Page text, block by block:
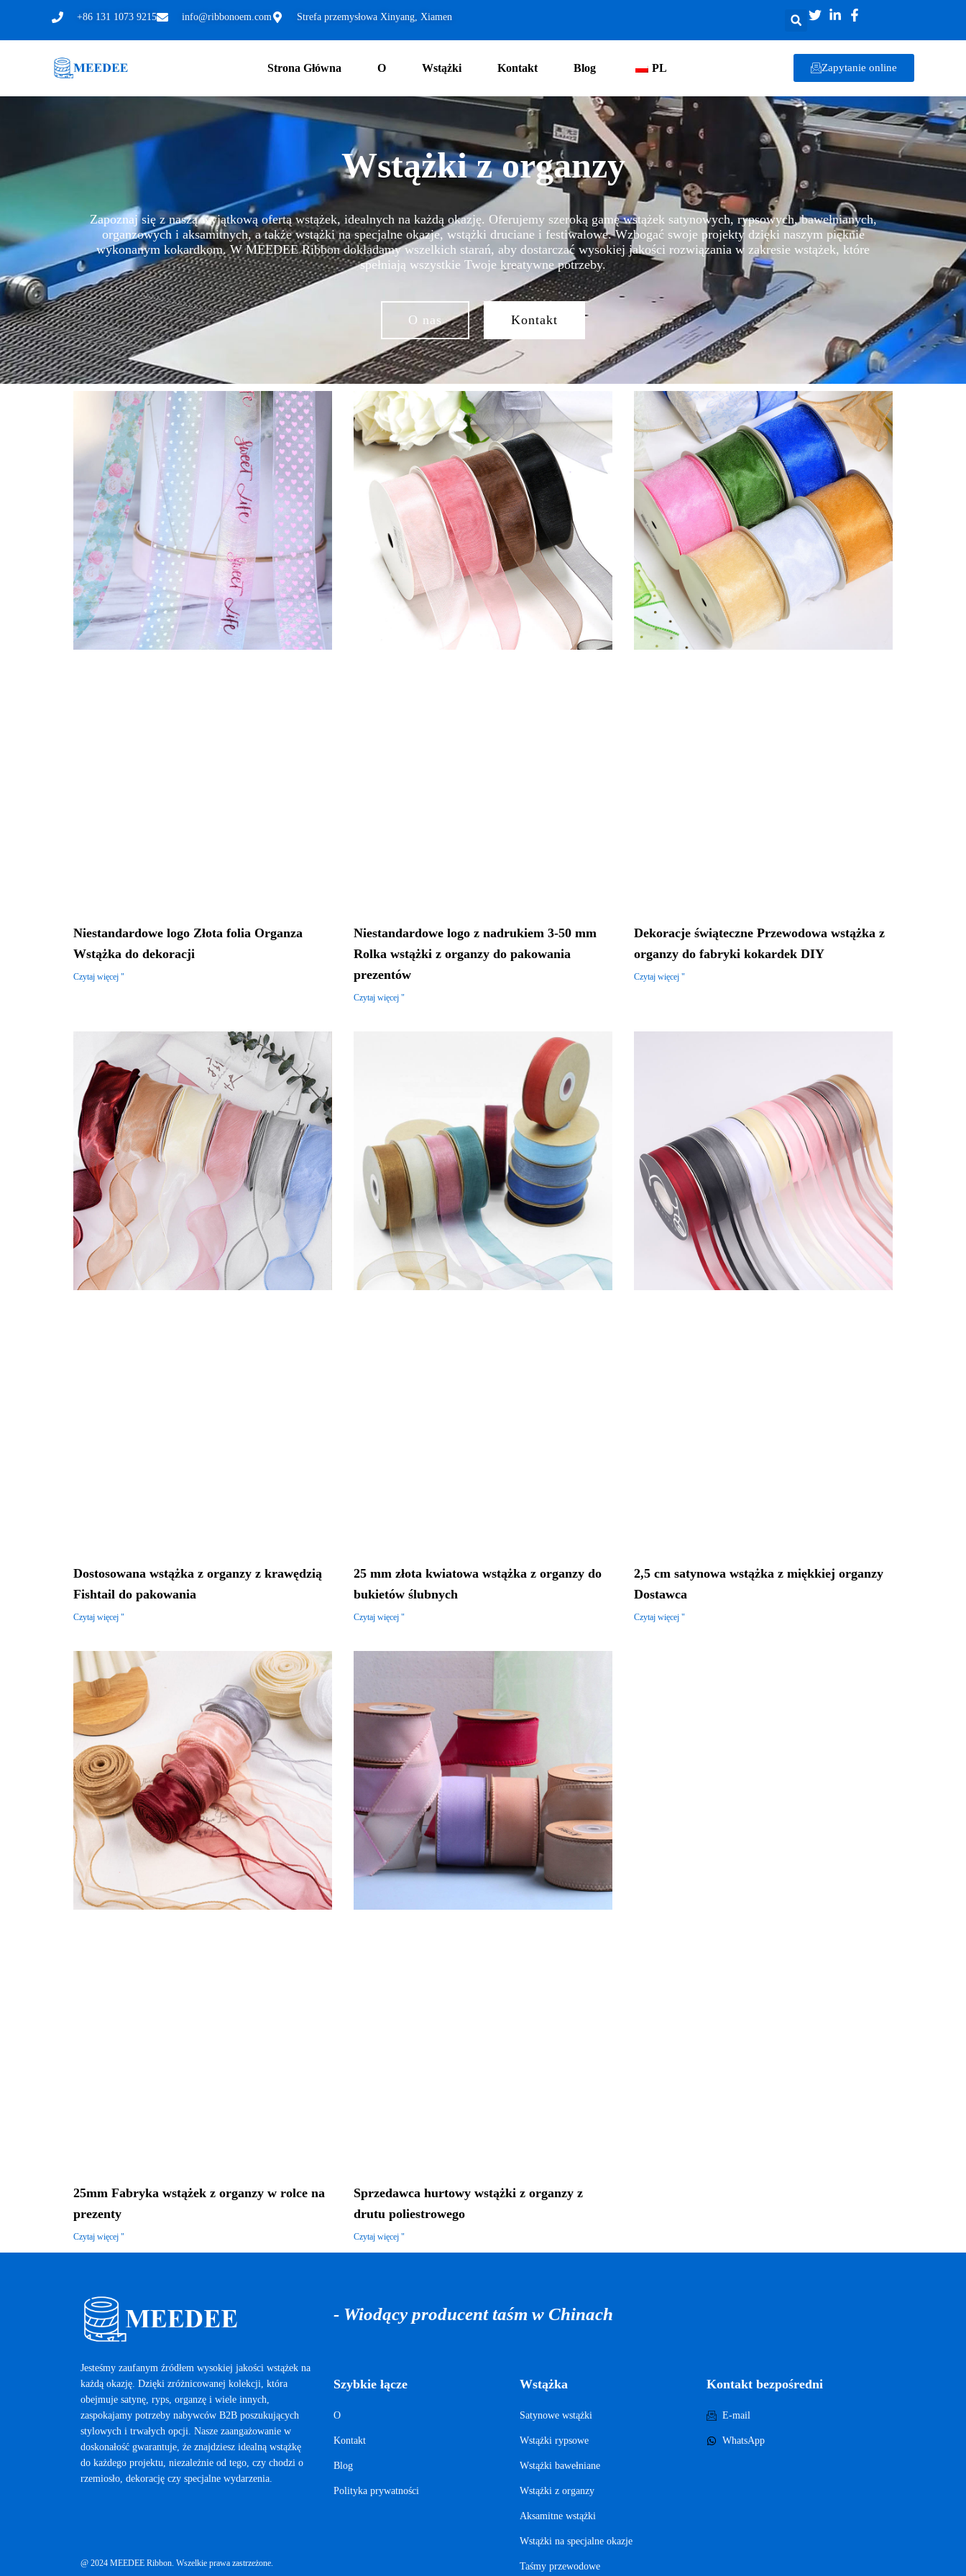
+86 131 1073 9215 info@ribbonoem.com Strefa przemysłowa Xinyang, Xiamen
Strona Główna O Wstążki Kontakt Blog PL Zapytanie online
Wstążki z organzy
Zapoznaj się z naszą wyjątkową ofertą wstążek, idealnych na każdą okazję. Oferujemy szeroką gamę wstążek satynowych, rypsowych, bawełnianych,
organzowych i aksamitnych, a także wstążki na specjalne okazje, wstążki druciane i festiwalowe. Wzbogać swoje projekty dzięki naszym pięknie
wykonanym kokardkom. W MEEDEE Ribbon dokładamy wszelkich starań, aby dostarczać wysokiej jakości rozwiązania w zakresie wstążek, które
spełniają wszystkie Twoje kreatywne potrzeby.
O nas Kontakt
Niestandardowe logo Złota folia Organza
Wstążka do dekoracji
Czytaj więcej "
Niestandardowe logo z nadrukiem 3-50 mm
Rolka wstążki z organzy do pakowania
prezentów
Czytaj więcej "
Dekoracje świąteczne Przewodowa wstążka z
organzy do fabryki kokardek DIY
Czytaj więcej "
Dostosowana wstążka z organzy z krawędzią
Fishtail do pakowania
Czytaj więcej "
25 mm złota kwiatowa wstążka z organzy do
bukietów ślubnych
Czytaj więcej "
2,5 cm satynowa wstążka z miękkiej organzy
Dostawca
Czytaj więcej "
25mm Fabryka wstążek z organzy w rolce na
prezenty
Czytaj więcej "
Sprzedawca hurtowy wstążki z organzy z
drutu poliestrowego
Czytaj więcej "
Jesteśmy zaufanym źródłem wysokiej jakości wstążek na
każdą okazję. Dzięki zróżnicowanej kolekcji, która
obejmuje satynę, ryps, organzę i wiele innych,
zaspokajamy potrzeby nabywców B2B poszukujących
stylowych i trwałych opcji. Nasze zaangażowanie w
doskonałość gwarantuje, że znajdziesz idealną wstążkę
do każdego projektu, niezależnie od tego, czy chodzi o
rzemiosło, dekorację czy specjalne wydarzenia.
@ 2024 MEEDEE Ribbon. Wszelkie prawa zastrzeżone.
- Wiodący producent taśm w Chinach
Szybkie łącze
O
Kontakt
Blog
Polityka prywatności
Wstążka
Satynowe wstążki
Wstążki rypsowe
Wstążki bawełniane
Wstążki z organzy
Aksamitne wstążki
Wstążki na specjalne okazje
Taśmy przewodowe
Kontakt bezpośredni
E-mail
WhatsApp